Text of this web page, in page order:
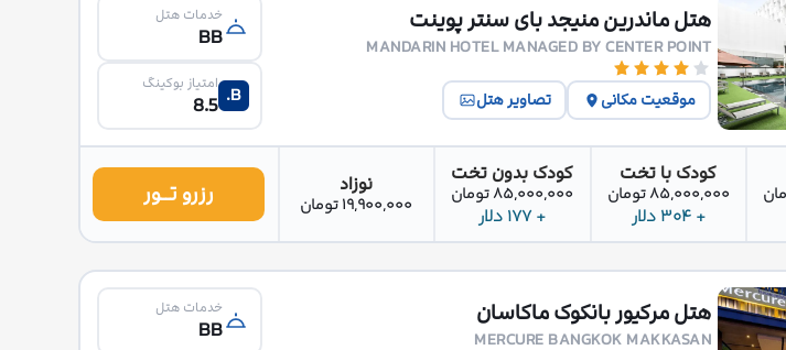
هتل ماندرین منیجد بای سنتر پوینت
MANDARIN HOTEL MANAGED BY CENTER POINT
موقعیت مکانی تصاویر هتل
خدمات هتل
BB
B. امتیاز بوکینگ
8.5
کودک با تخت
85,000,000 تومان
+ 304 دلار
کودک بدون تخت
85,000,000 تومان
+ 177 دلار
نوزاد
19,900,000 تومان رزرو تــور
هتل مرکیور بانکوک ماکاسان
MERCURE BANGKOK MAKKASAN
خدمات هتل
BB